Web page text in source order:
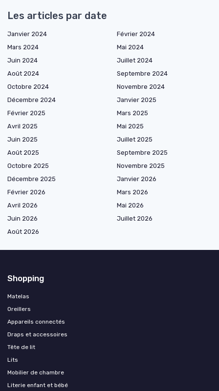
Les articles par date
Janvier 2024
Février 2024
Mars 2024
Mai 2024
Juin 2024
Juillet 2024
Août 2024
Septembre 2024
Octobre 2024
Novembre 2024
Décembre 2024
Janvier 2025
Février 2025
Mars 2025
Avril 2025
Mai 2025
Juin 2025
Juillet 2025
Août 2025
Septembre 2025
Octobre 2025
Novembre 2025
Décembre 2025
Janvier 2026
Février 2026
Mars 2026
Avril 2026
Mai 2026
Juin 2026
Juillet 2026
Août 2026
Shopping
Matelas
Oreillers
Appareils connectés
Draps et accessoires
Tête de lit
Lits
Mobilier de chambre
Literie enfant et bébé